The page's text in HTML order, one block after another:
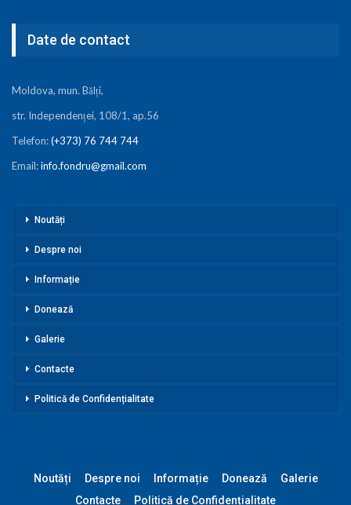
Date de contact
Moldova, mun. Bălți,
str. Independenței, 108/1, ap.56
Telefon:(+373) 76 744 744
Email:info.fondru@gmail.com
Noutăți
Despre noi
Informație
Donează
Galerie
Contacte
Politică de Confidențialitate
Noutăți Despre noi Informație Donează
Galerie
Contacte
Politică de Confidențialitate